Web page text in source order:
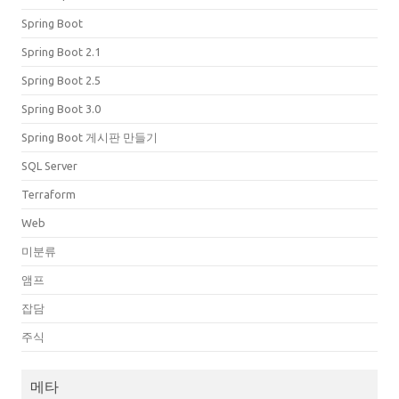
Spring Boot
Spring Boot 2.1
Spring Boot 2.5
Spring Boot 3.0
Spring Boot 게시판 만들기
SQL Server
Terraform
Web
미분류
앰프
잡담
주식
메타